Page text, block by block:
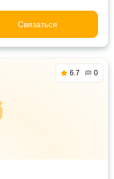
Связаться
6.7 0